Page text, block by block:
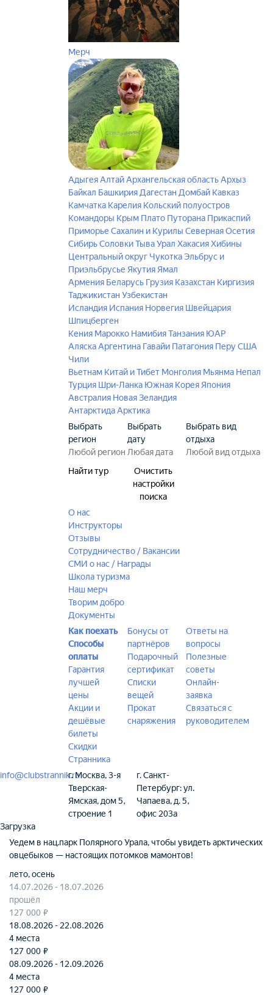
Мерч
АдыгеяАлтайАрхангельская областьАрхыз
Байкал Башкирия Дагестан Домбай Кавказ
Камчатка Карелия Кольский полуостров
Командоры Крым Плато Путорана Прикаспий
Приморье Сахалин и Курилы Северная Осетия
СибирьСоловкиТываУрал ХакасияХибины
Центральный округ ЧукоткаЭльбрус и
Приэльбрусье Якутия Ямал
Армения Беларусь Грузия Казахстан Киргизия
Таджикистан Узбекистан
Исландия Испания Норвегия Швейцария
Шпицберген
Кения Марокко НамибияТанзания ЮАР
АляскаАргентина Гавайи Патагония Перу США
Чили
Вьетнам Китай и Тибет Монголия Мьянма Непал
Турция Шри-Ланка Южная Корея Япония
Австралия Новая Зеландия
АнтарктидаАрктика
Выбрать
регион
Выбрать
дату
Выбрать вид
отдыха
Найти тур
Очистить
настройки
поиска
О нас
Инструкторы
Отзывы
Сотрудничество / Вакансии
СМИ о нас / Награды
Школа туризма
Наш мерч
Творим добро
Документы
Как поехать
Способы
оплаты
Гарантия
лучшей
цены
Акции и
дешёвые
билеты
Скидки
Странника
Бонусы от
партнёров
Подарочный
сертификат
Списки
вещей
Прокат
снаряжения
Ответы на
вопросы
Полезные
советы
Онлайн-
заявка
Связаться с
руководителем
info@clubstrannik.ruг. Москва, 3-я
Тверская-
Ямская, дом 5,
строение 1
г. Санкт-
Петербург: ул.
Чапаева, д. 5,
офис 203а
Загрузка
Уедем в нац.парк Полярного Урала, чтобы увидеть арктических
овцебыков — настоящих потомков мамонтов!
лето, осень
14.07.2026 - 18.07.2026
прошёл
127 000 ₽
18.08.2026 - 22.08.2026
4 местa
127 000 ₽
08.09.2026 - 12.09.2026
4 местa
127 000 ₽